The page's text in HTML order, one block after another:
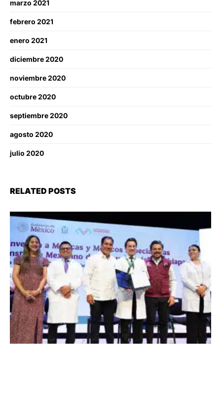
marzo 2021
febrero 2021
enero 2021
diciembre 2020
noviembre 2020
octubre 2020
septiembre 2020
agosto 2020
julio 2020
RELATED POSTS